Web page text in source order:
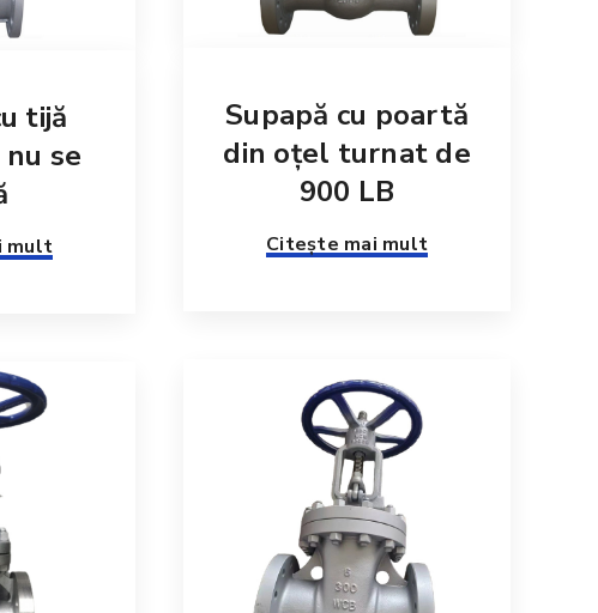
Supapă cu poartă
din oțel turnat de
900 LB
Citește mai mult
tijă
se
mult